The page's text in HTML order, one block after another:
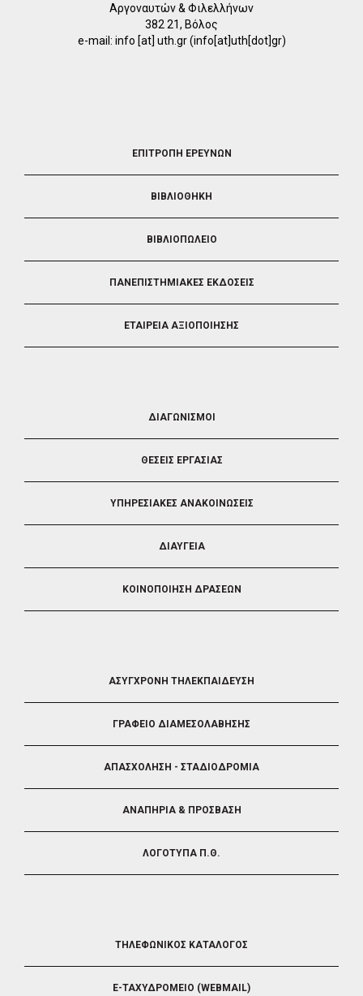
Αργοναυτών & Φιλελλήνων
382 21, Βόλος
e-mail: info [at] uth.gr(info[at]uth[dot]gr)
ΕΠΙΤΡΟΠΗ ΕΡΕΥΝΩΝ
ΒΙΒΛΙΟΘΗΚΗ
ΒΙΒΛΙΟΠΩΛΕΙΟ
ΠΑΝΕΠΙΣΤΗΜΙΑΚΕΣ ΕΚΔΟΣΕΙΣ
ΕΤΑΙΡΕΙΑ ΑΞΙΟΠΟΙΗΣΗΣ
ΔΙΑΓΩΝΙΣΜΟΙ
ΘΕΣΕΙΣ ΕΡΓΑΣΙΑΣ
ΥΠΗΡΕΣΙΑΚΕΣ ΑΝΑΚΟΙΝΩΣΕΙΣ
ΔΙΑΥΓΕΙΑ
ΚΟΙΝΟΠΟΙΗΣΗ ΔΡΑΣΕΩΝ
ΑΣΥΓΧΡΟΝΗ ΤΗΛΕΚΠΑΙΔΕΥΣΗ
ΓΡΑΦΕΙΟ ΔΙΑΜΕΣΟΛΑΒΗΣΗΣ
ΑΠΑΣΧΟΛΗΣΗ - ΣΤΑΔΙΟΔΡΟΜΙΑ
ΑΝΑΠΗΡΙΑ & ΠΡΟΣΒΑΣΗ
ΛΟΓΟΤΥΠΑ Π.Θ.
ΤΗΛΕΦΩΝΙΚΟΣ ΚΑΤΑΛΟΓΟΣ
E-ΤΑΧΥΔΡΟΜΕΙΟ (WEBMAIL)